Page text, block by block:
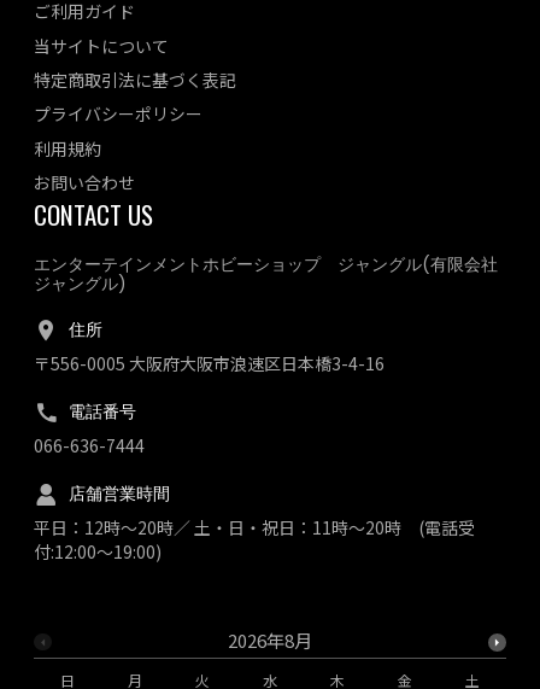
2026年8月
日 月 火 水 木 金 土
ご利用ガイド
当サイトについて
特定商取引法に基づく表記
プライバシーポリシー
利用規約
お問い合わせ
CONTACT US
エンターテインメントホビーショップ ジャングル(有限会社
ジャングル)
住所
〒556-0005 大阪府大阪市浪速区日本橋3-4-16
電話番号
066-636-7444
店舗営業時間
平日：12時～20時／ 土・日・祝日：11時～20時 (電話受
付:12:00～19:00)